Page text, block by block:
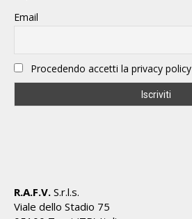
Email
Procedendo accetti la privacy policy
R.A.F.V. S.r.l.s.
Viale dello Stadio 75